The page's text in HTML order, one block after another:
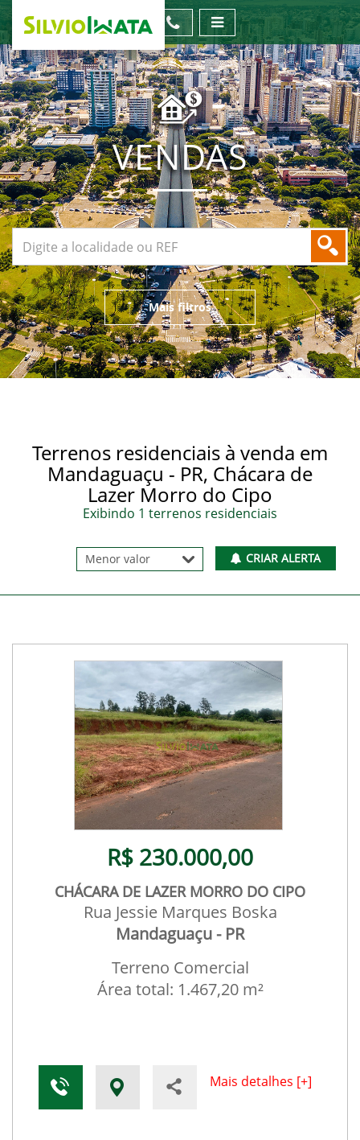
VENDAS
Mais filtros
Terrenos residenciais à venda em
Mandaguaçu - PR, Chácara de
Lazer Morro do Cipo
Exibindo 1 terrenos residenciais
CRIAR ALERTA
R$ 230.000,00
CHÁCARA DE LAZER MORRO DO CIPO
Rua Jessie Marques Boska
Mandaguaçu - PR
Terreno Comercial
Área total: 1.467,20 m²
Mais detalhes [+]